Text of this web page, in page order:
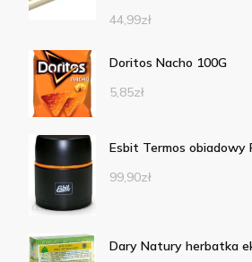
44,99zł
Doritos Nacho 100G
5,85zł
Esbit Termos obiadowy
99,90zł
Dary Natury herbatka